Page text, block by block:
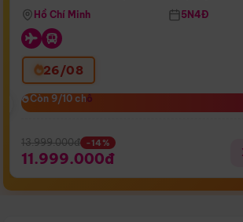
Airways)
Hồ Chí Minh 5N4Đ
26/08
Còn 9/10 chỗ
Còn 9/10 chỗ
13.999.000đ -14%
11.999.000đ